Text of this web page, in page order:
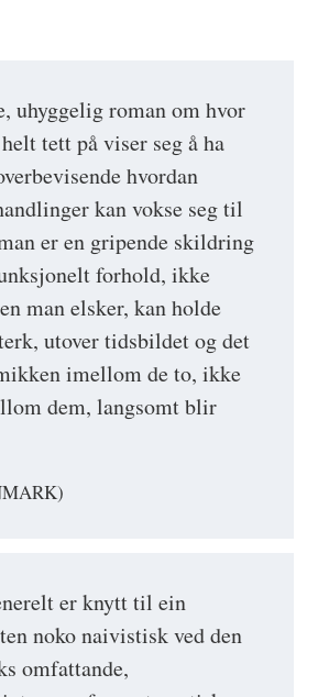
uhyggelig roman om hvor
tett på viser seg å ha
hvordan
kan vokse seg til
er en gripende skildring
forhold, ikke
man elsker, kan holde
utover tidsbildet og det
imellom de to, ikke
dem, langsomt blir
er knytt til ein
noko naivistisk ved den
omfattande,